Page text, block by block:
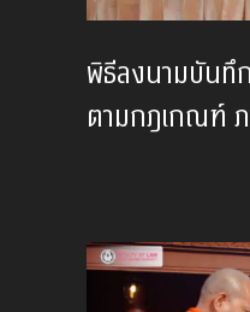
พิธีลงนามบันทึ
ตามกฎเกณฑ์